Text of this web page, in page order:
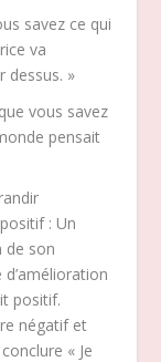
savez ce qui
va
dessus. »
vous savez
pensait
: Un
de son
d’amélioration
positif.
négatif et
« Je